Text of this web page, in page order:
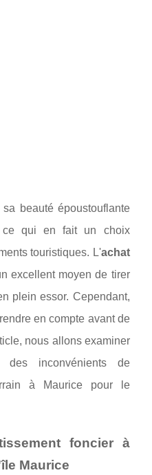
beauté époustouflante
ce qui en fait un choix
touristiques. L'achat
excellent moyen de tirer
plein essor. Cependant,
en compte avant de
nous allons examiner
des inconvénients de
à Maurice pour le
foncier à
Maurice